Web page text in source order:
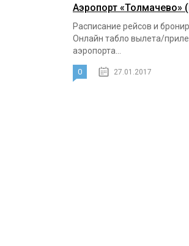
Аэропорт «Толмачево»
Расписание рейсов и
Онлайн табло вылета/
аэропорта...
0 27.01.2017